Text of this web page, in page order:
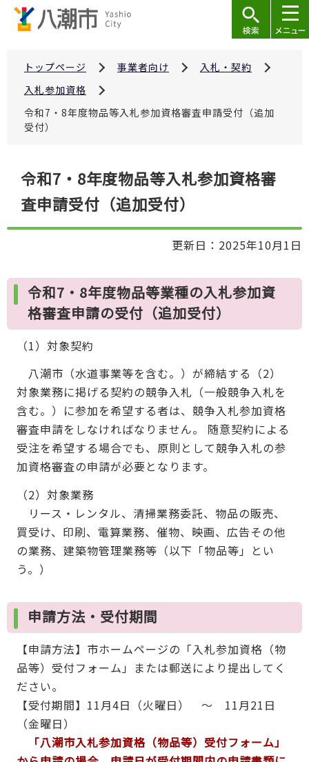
トップページ 事業者向け
入札・契約
入札参加資格
令和7・8年度物品等入札参加資格審査申請受付（追加
受付）
令和7・8年度物品等入札参加資格審
査申請受付（追加受付）
更新日：2025年10月1日
令和7・8年度物品等業種の入札参加資
格審査申請の受付（追加受付）
（1）対象契約
八潮市（水道事業等を含む。）が締結する（2）
対象業務に掲げる契約の競争入札（一般競争入札を
含む。）に参加を希望する者は、競争入札参加資格
審査申請をしなければなりません。 随意契約による
受注を希望する場合でも、原則として競争入札の参
加資格審査の申請が必要となります。
（2）対象業務
リース・レンタル、清掃業務委託、物品の販売、
買受け、印刷、電算業務、催物、映画、広告その他
の業務、建築物管理業務等（以下「物品等」とい
う。）
申請方法・受付期間
【申請方法】市ホームページの「入札参加資格（物
品等）受付フォーム」または郵送により提出してく
ださい。
【受付期間】11月4日（火曜日） ～ 11月21日
（金曜日）
「八潮市入札参加資格（物品等）受付フォーム 」